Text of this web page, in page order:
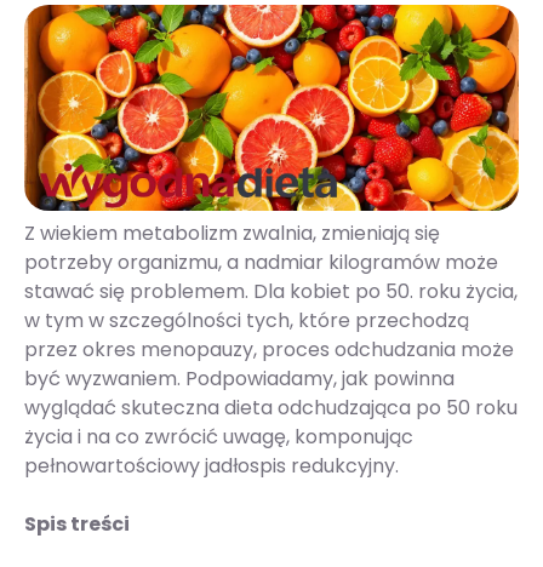
Z wiekiem metabolizm zwalnia, zmieniają się
potrzeby organizmu, a nadmiar kilogramów może
stawać się problemem. Dla kobiet po 50. roku życia,
w tym w szczególności tych, które przechodzą
przez okres menopauzy, proces odchudzania może
być wyzwaniem. Podpowiadamy, jak powinna
wyglądać skuteczna dieta odchudzająca po 50 roku
życia i na co zwrócić uwagę, komponując
pełnowartościowy jadłospis redukcyjny.
Spis treści